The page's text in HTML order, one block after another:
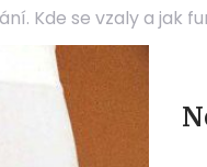
Kde se vzaly a jak